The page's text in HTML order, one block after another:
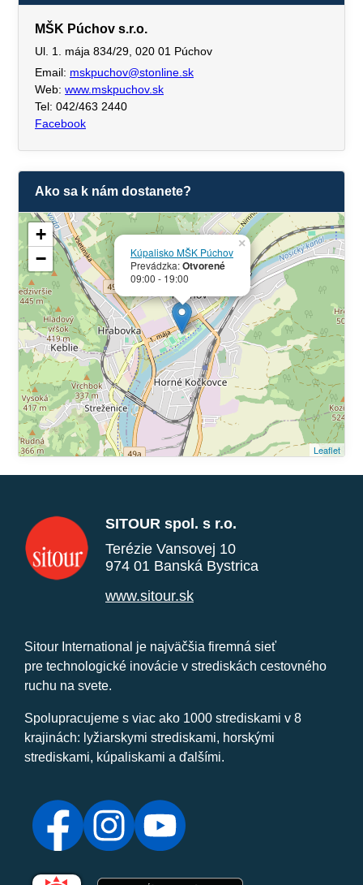
MŠK Púchov s.r.o.
Ul. 1. mája 834/29, 020 01 Púchov
Email: mskpuchov@stonline.sk
Web: www.mskpuchov.sk
Tel: 042/463 2440
Facebook
Ako sa k nám dostanete?
Kúpalisko MŠK Púchov
Prevádzka:Otvorené
09:00 - 19:00
×
+
−
Leaflet
SITOUR spol. s r.o.
Terézie Vansovej 10
974 01 Banská Bystrica
www.sitour.sk
Sitour International je najväčšia firemná sieť
pre technologické inovácie v strediskách cestovného
ruchu na svete.
Spolupracujeme s viac ako 1000 strediskami v 8
krajinách: lyžiarskymi strediskami, horskými
strediskami, kúpaliskami a ďalšími.